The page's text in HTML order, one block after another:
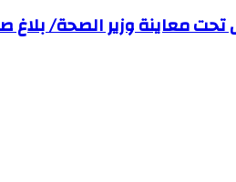
معاينة وزير الصحة/